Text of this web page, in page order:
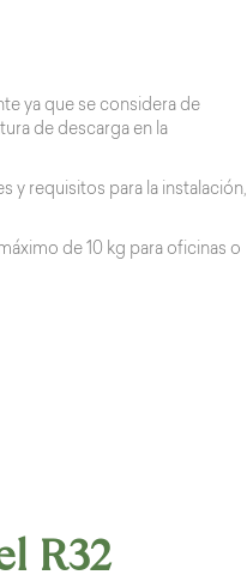
ya que se considera de
de descarga en la
y requisitos para la instalación,
de 10 kg para oficinas o
R32